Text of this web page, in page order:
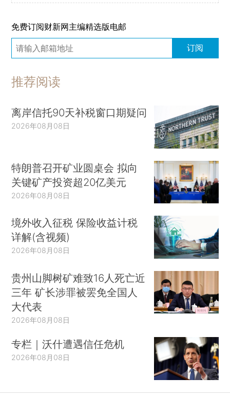
免费订阅财新网主编精选版电邮
订阅
推荐阅读
离岸信托90天补税窗口期疑问
2026年08月08日
特朗普召开矿业圆桌会 拟向
关键矿产投资超20亿美元
2026年08月08日
境外收入征税 保险收益计税
详解(含视频)
2026年08月08日
贵州山脚树矿难致16人死亡近
三年 矿长涉罪被罢免全国人
大代表
2026年08月08日
专栏｜沃什遭遇信任危机
2026年08月08日